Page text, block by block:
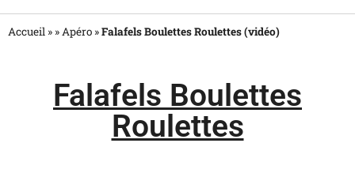
Accueil » »Apéro »Falafels Boulettes Roulettes (vidéo)
Falafels Boulettes
Roulettes